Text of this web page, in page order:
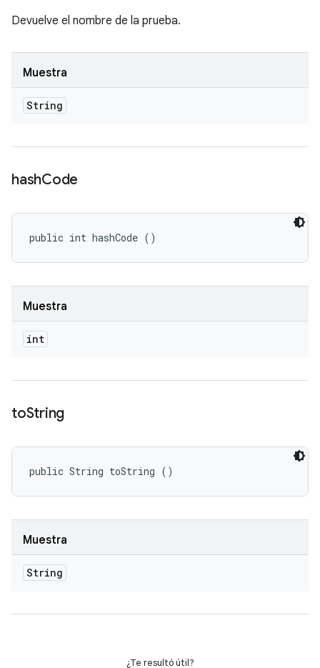
Devuelve el nombre de la prueba.
Muestra
String
hashCode
public int hashCode ()
Muestra
int
toString
public String toString ()
Muestra
String
¿Te resultó útil?